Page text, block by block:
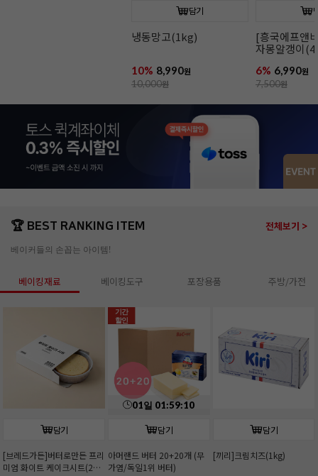
담기
냉동망고(1kg)
10% 8,990원
10,000원
[흥국에프앤
자몽알갱이
6% 6,990원
7,500원
🏆 BEST RANKING ITEM 전체보기 >
베이커들의 손꼽는 아이템!
베이킹재료 베이킹도구 포장용품 주방/가전
담기
[브레드가든]버터로만든 프리
미엄 화이트 케이크시트(2호/
기간
할인
01일 01:59:09
담기
아머랜드 버터 20+20개 (무
가염/독일1위 버터)
담기
[끼리]크림치즈(1kg)